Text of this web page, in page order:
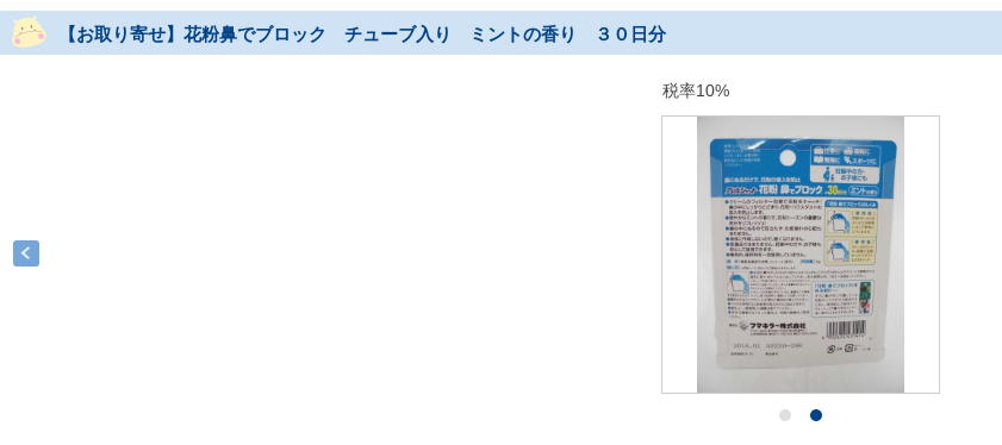
【お取り寄せ】花粉鼻でブロック チューブ入り ミントの香り ３０日分
税率10%